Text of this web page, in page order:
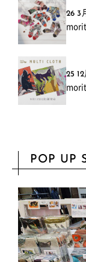
26 3
25
POP UP